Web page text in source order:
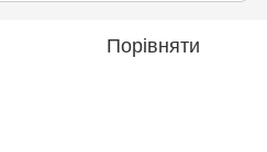
Порівняти